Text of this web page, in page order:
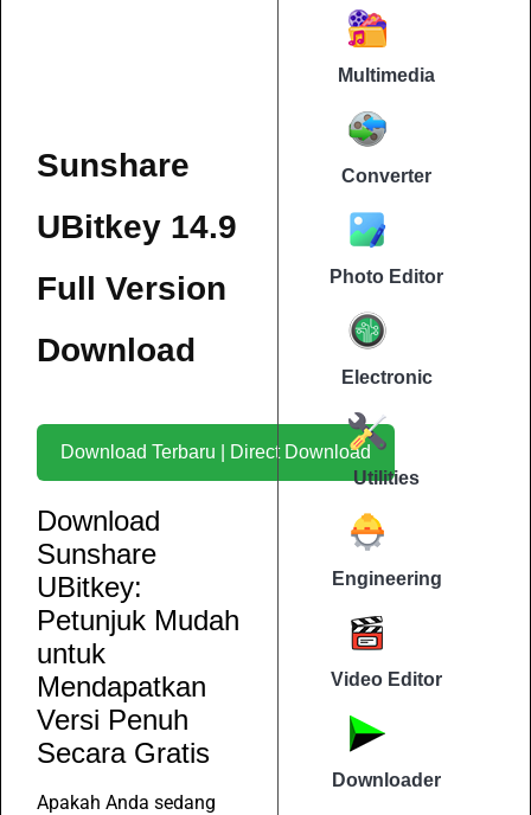
Sunshare
UBitkey 14.9
Full Version
Download
Download Terbaru | Direct Download
Download
Sunshare
UBitkey:
Petunjuk Mudah
untuk
Mendapatkan
Versi Penuh
Secara Gratis
Apakah Anda sedang
Multimedia
Converter
Photo Editor
Electronic
Utilities
Engineering
Video Editor
Downloader